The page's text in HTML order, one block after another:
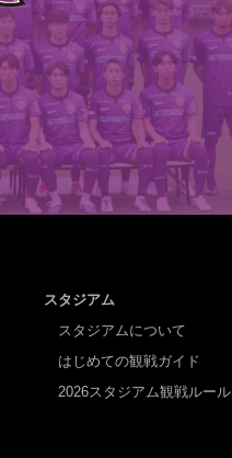
スタジアム
スタジアムについて
はじめての観戦ガイド
2026スタジアム観戦ルール